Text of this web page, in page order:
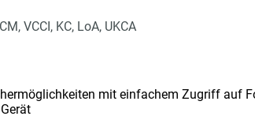
VCCI, KC, LoA, UKCA
mit einfachem Zugriff auf